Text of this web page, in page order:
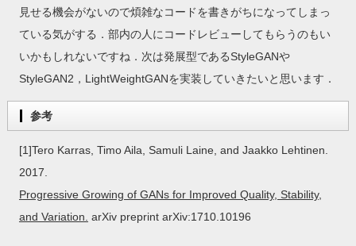
見せる機会がないので煩雑なコードを書きがちになってしまっ
ている気がする．部内の人にコードレビューしてもらうのもい
いかもしれないですね．次は発展型であるStyleGANや
StyleGAN2，LightWeightGANを実装していきたいと思います．
参考
[1]Tero Karras, Timo Aila, Samuli Laine, and Jaakko Lehtinen.
2017.
Progressive Growing of GANs for Improved Quality, Stability,
and Variation. arXiv preprint arXiv:1710.10196